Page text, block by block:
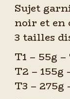
Sujet
noir et en
3 tailles
T1 – 55g –
T2 – 155g
T3 – 275g